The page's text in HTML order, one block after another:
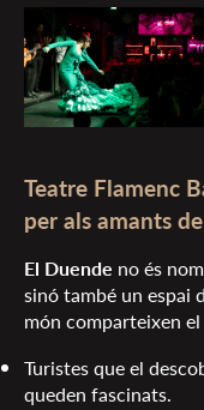
Teatre Flamenc
per als amants
El Duende no és
sinó també un espai
món comparteixen
Turistes que el
queden fascinats.